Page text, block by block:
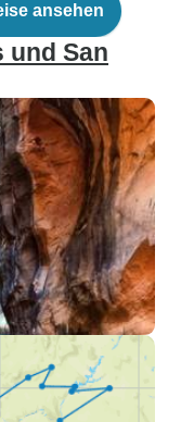
ansehen
und San